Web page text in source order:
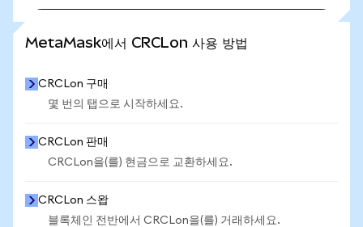
MetaMask에서 CRCLon 사용 방법
CRCLon 구매
몇 번의 탭으로 시작하세요.
CRCLon 판매
CRCLon을(를) 현금으로 교환하세요.
CRCLon 스왑
블록체인 전반에서 CRCLon을(를) 거래하세요.